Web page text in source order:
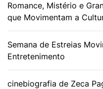
Romance, Mistério e
que Movimentam a
Semana de Estreias
Entretenimento
cinebiografia de Zeca